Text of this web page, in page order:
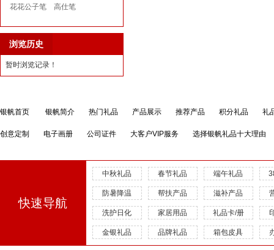
花花公子笔
高仕笔
浏览历史
暂时浏览记录！
银帆首页 银帆简介 热门礼品 产品展示 推荐产品 积分礼品 礼
创意定制 电子画册 公司证件 大客户VIP服务 选择银帆礼品十大理由
快速导航
中秋礼品 春节礼品 端午礼品
防暑降温 帮扶产品 滋补产品
洗护日化 家居用品 礼品卡/册
金银礼品 品牌礼品 箱包皮具